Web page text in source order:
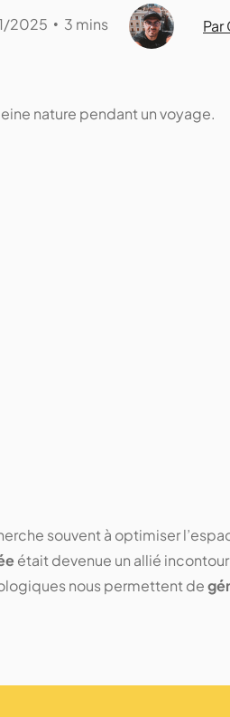
2025 • 3 mins Par
souvent à optimiser
était devenue un allié
nous permettent de